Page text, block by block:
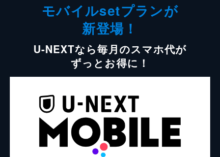
モバイルsetプランが
新登場！
U-NEXTなら毎月のスマホ代が
ずっとお得に！